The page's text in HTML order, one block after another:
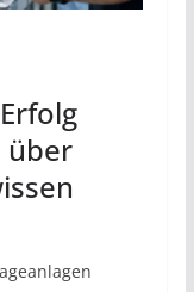
über